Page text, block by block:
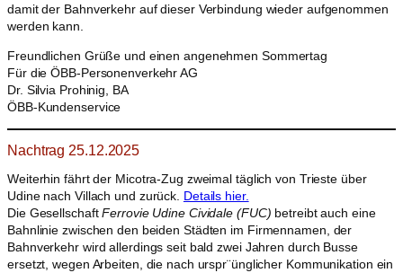
damit der Bahnverkehr auf dieser Verbindung wieder aufgenommen
werden kann.
Freundlichen Grüße und einen angenehmen Sommertag
Für die ÖBB-Personenverkehr AG
Dr. Silvia Prohinig, BA
ÖBB-Kundenservice
Nachtrag 25.12.2025
Weiterhin fährt der Micotra-Zug zweimal täglich von Trieste über
Udine nach Villach und zurück. Details hier.
Die GesellschaftFerrovie Udine Cividale (FUC) betreibt auch eine
Bahnlinie zwischen den beiden Städten im Firmennamen, der
Bahnverkehr wird allerdings seit bald zwei Jahren durch Busse
ersetzt, wegen Arbeiten, die nach urspr¨ünglicher Kommunikation ein